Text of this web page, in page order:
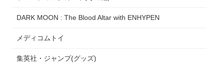
DARK MOON : The Blood Altar with ENHYPEN
メディコムトイ
集英社・ジャンプ(グッズ)